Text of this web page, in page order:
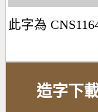
此字為
造字下